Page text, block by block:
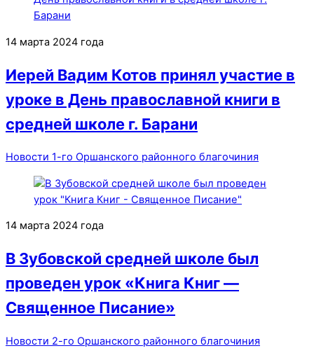
14 марта 2024 года
Иерей Вадим Котов принял участие в
уроке в День православной книги в
средней школе г. Барани
Новости 1-го Оршанского районного благочиния
14 марта 2024 года
В Зубовской средней школе был
проведен урок «Книга Книг —
Священное Писание»
Новости 2-го Оршанского районного благочиния